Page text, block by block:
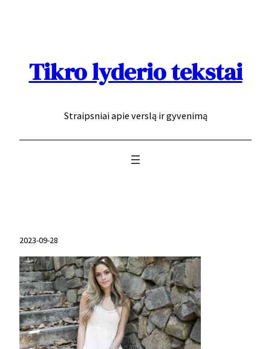
Tikro lyderio tekstai
Straipsniai apie verslą ir gyvenimą
2023-09-28